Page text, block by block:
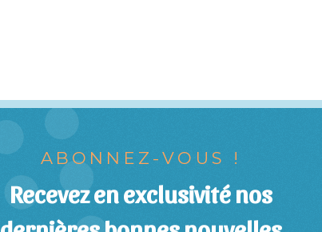
ABONNEZ-VOUS !
Recevez en exclusivité nos